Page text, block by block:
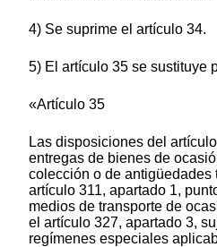
4) Se suprime el artículo 34.
5) El artículo 35 se sustituye
«Artículo 35
Las disposiciones del
entregas de bienes de
colección o de antigüedades
artículo 311, apartado 1,
medios de transporte de
el artículo 327, apartado 3,
regímenes especiales